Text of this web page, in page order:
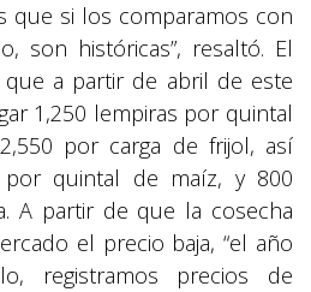
que si los comparamos con
son históricas”, resaltó. El
a partir de abril de este
1,250 lempiras por quintal
por carga de frijol, así
quintal de maíz, y 800
A partir de que la cosecha
el precio baja, “el año
registramos precios de